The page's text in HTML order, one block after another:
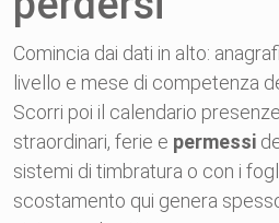
Comincia dai dati in alto:
livello e mese di competenza
Scorri poi il calendario
straordinari, ferie e permessi
sistemi di timbratura o con i
scostamento qui genera